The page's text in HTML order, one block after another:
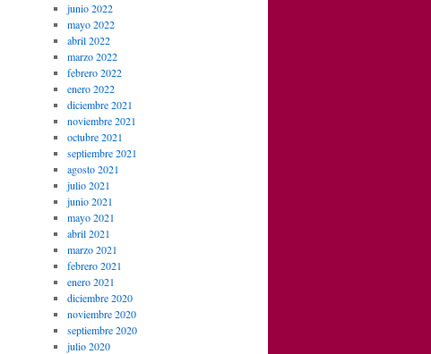
junio 2022
mayo 2022
abril 2022
marzo 2022
febrero 2022
enero 2022
diciembre 2021
noviembre 2021
octubre 2021
septiembre 2021
agosto 2021
julio 2021
junio 2021
mayo 2021
abril 2021
marzo 2021
febrero 2021
enero 2021
diciembre 2020
noviembre 2020
septiembre 2020
julio 2020